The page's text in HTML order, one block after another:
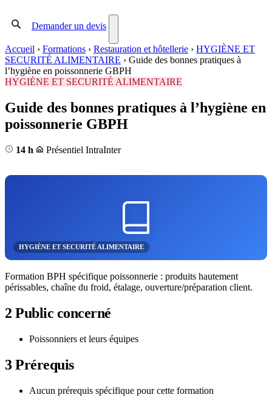
Demander un devis
Accueil › Formations › Restauration et hôtellerie › HYGIÈNE ET
SECURITÉ ALIMENTAIRE › Guide des bonnes pratiques à
l’hygiène en poissonnerie GBPH
HYGIÈNE ET SECURITÉ ALIMENTAIRE
Guide des bonnes pratiques à l’hygiène en
poissonnerie GBPH
14 h Présentiel IntraInter
HYGIÈNE ET SECURITÉ ALIMENTAIRE
Formation BPH spécifique poissonnerie : produits hautement
périssables, chaîne du froid, étalage, ouverture/préparation client.
2 Public concerné
Poissonniers et leurs équipes
3Prérequis
Aucun prérequis spécifique pour cette formation